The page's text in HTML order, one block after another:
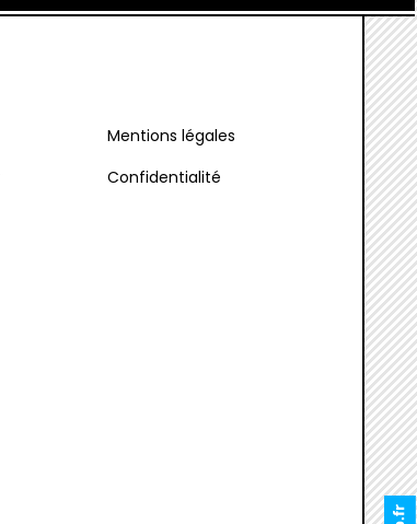
Mentions légales
Confidentialité